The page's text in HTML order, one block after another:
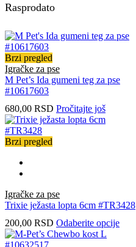
Rasprodato
Brzi pregled
Igračke za pse
M Pet’s Ida gumeni teg za pse
#10617603
680,00 RSD Pročitajte još
Brzi pregled
Igračke za pse
Trixie ježasta lopta 6cm #TR3428
200,00 RSD Odaberite opcijeOvaj